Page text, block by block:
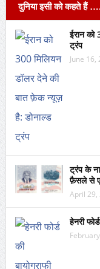
दुनिया इसी को कहते हैं
ईरान को
ट्रंप
June
ट्रंप के
फ़ैसले से
April 29,
हेनरी